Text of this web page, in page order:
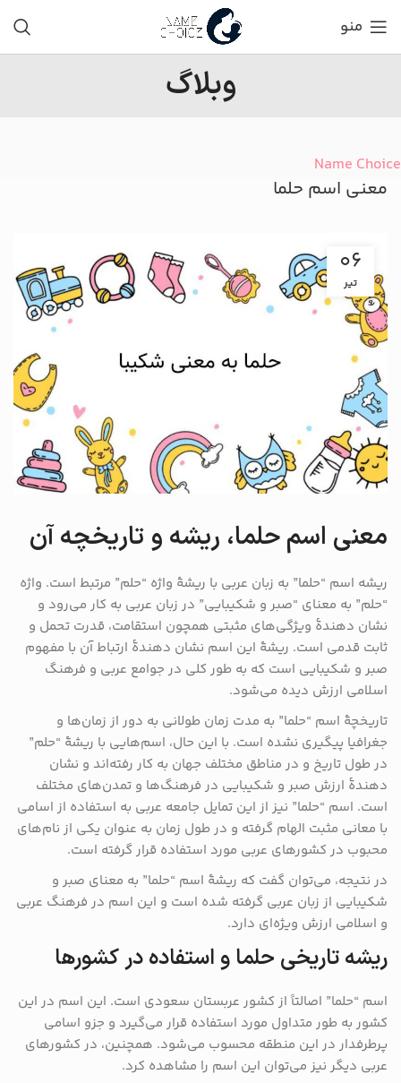
منو
وبلاگ
Name Choice
معنی اسم حلما
06
تیر
معنی اسم حلما، ریشه و تاریخچه آن
ریشه اسم “حلما” به زبان عربی با ریشهٔ واژه “حلم” مرتبط است. واژه
“حلم” به معنای “صبر و شکیبایی” در زبان عربی به کار می‌رود و
نشان دهندهٔ ویژگی‌های مثبتی همچون استقامت، قدرت تحمل و
ثابت قدمی است. ریشهٔ این اسم نشان دهندهٔ ارتباط آن با مفهوم
صبر و شکیبایی است که به طور کلی در جوامع عربی و فرهنگ
اسلامی ارزش دیده می‌شود.
تاریخچهٔ اسم “حلما” به مدت زمان طولانی به دور از زمان‌ها و
جغرافیا پیگیری نشده است. با این حال، اسم‌هایی با ریشهٔ “حلم”
در طول تاریخ و در مناطق مختلف جهان به کار رفته‌اند و نشان
دهندهٔ ارزش صبر و شکیبایی در فرهنگ‌ها و تمدن‌های مختلف
است. اسم “حلما” نیز از این تمایل جامعه عربی به استفاده از اسامی
با معانی مثبت الهام گرفته و در طول زمان به عنوان یکی از نام‌های
محبوب در کشورهای عربی مورد استفاده قرار گرفته است.
در نتیجه، می‌توان گفت که ریشهٔ اسم “حلما” به معنای صبر و
شکیبایی از زبان عربی گرفته شده است و این اسم در فرهنگ عربی
و اسلامی ارزش ویژه‌ای دارد.
ریشه تاریخی حلما و استفاده در کشورها
اسم “حلما” اصالتاً از کشور عربستان سعودی است. این اسم در این
کشور به طور متداول مورد استفاده قرار می‌گیرد و جزو اسامی
پرطرفدار در این منطقه محسوب می‌شود. همچنین، در کشورهای
عربی دیگر نیز می‌توان این اسم را مشاهده کرد.